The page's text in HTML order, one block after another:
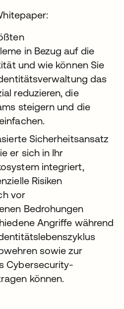
in Bezug auf die
und wie können Sie
das
reduzieren, die
steigern und die
Sicherheitsansatz
er sich in Ihr
integriert,
Risiken
vor
Bedrohungen
Angriffe während
sowie zur
Cybersecurity-
können.